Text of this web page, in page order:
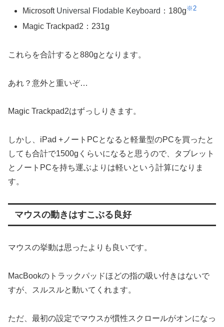
Microsoft Universal Flodable Keyboard ：180g ※2
Magic Trackpad2：231g
これらを合計すると880gとなります。
あれ？意外と重いぞ…
Magic Trackpad2はずっしりきます。
しかし、iPad +ノートPCとなると軽量型のPCを買ったと
しても合計で1500gくらいになると思うので、タブレット
とノートPCを持ち運ぶよりは軽いという計算になりま
す。
マウスの動きはすこぶる良好
マウスの挙動は思ったよりも良いです。
MacBookのトラックパッドほどの指の吸い付きはないで
すが、スルスルと動いてくれます。
ただ、最初の設定でマウスが慣性スクロールがオンになっ